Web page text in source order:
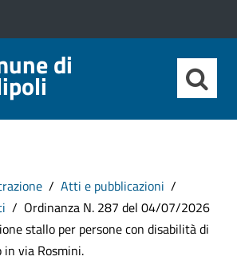
di
Atti e pubblicazioni
Ordinanza N. 287 del 04/07/2026
stallo per persone con disabilità di
via Rosmini.